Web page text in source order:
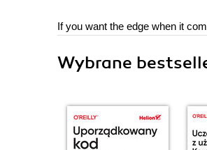
If you want the edge when it
Wybrane